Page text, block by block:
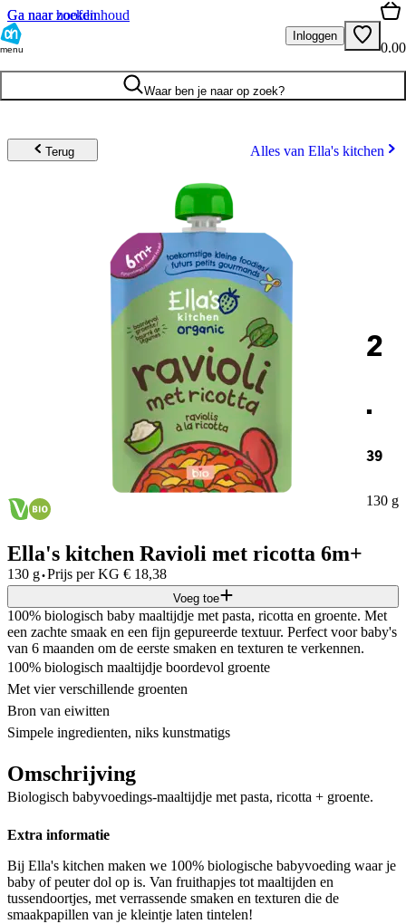
Ga naar hoofdinhoud
Ga naar zoeken
menu
Inloggen
0.00
Waar ben je naar op zoek?
Terug Alles van Ella's kitchen
2
.
39
130 g
Ella's kitchen Ravioli met ricotta 6m+
130 g·Prijs per KG € 18,38
Voeg toe
100% biologisch baby maaltijdje met pasta, ricotta en groente. Met
een zachte smaak en een fijn gepureerde textuur. Perfect voor baby's
van 6 maanden om de eerste smaken en texturen te verkennen.
100% biologisch maaltijdje boordevol groente
Met vier verschillende groenten
Bron van eiwitten
Simpele ingredienten, niks kunstmatigs
Omschrijving
Biologisch babyvoedings-maaltijdje met pasta, ricotta + groente.
Extra informatie
Bij Ella's kitchen maken we 100% biologische babyvoeding waar je
baby of peuter dol op is. Van fruithapjes tot maaltijden en
tussendoortjes, met verrassende smaken en texturen die de
smaakpapillen van je kleintje laten tintelen!